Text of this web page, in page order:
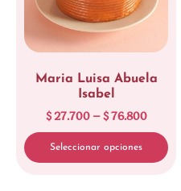
Maria Luisa Abuela
Isabel
$27.700 – $76.800
Seleccionar opciones